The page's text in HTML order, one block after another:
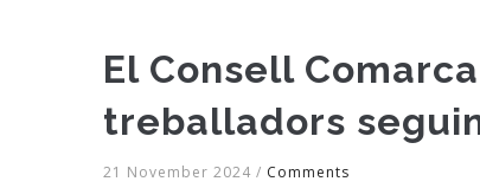
El Consell
treballadors
21 November 2024 / Comments